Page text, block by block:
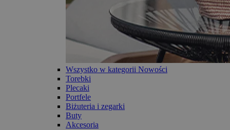
Wszystko w kategorii Nowości
Torebki
Plecaki
Portfele
Biżuteria i zegarki
Buty
Akcesoria